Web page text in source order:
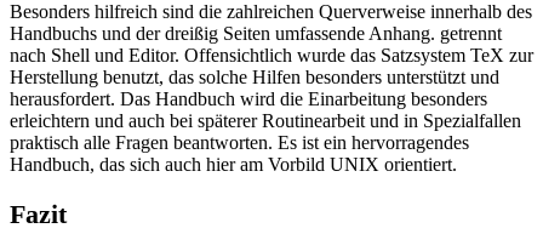
Besonders hilfreich sind die zahlreichen Querverweise innerhalb des
Handbuchs und der dreißig Seiten umfassende Anhang. getrennt
nach Shell und Editor. Offensichtlich wurde das Satzsystem TeX zur
Herstellung benutzt, das solche Hilfen besonders unterstützt und
herausfordert. Das Handbuch wird die Einarbeitung besonders
erleichtern und auch bei späterer Routinearbeit und in Spezialfallen
praktisch alle Fragen beantworten. Es ist ein hervorragendes
Handbuch, das sich auch hier am Vorbild UNIX orientiert.
Fazit